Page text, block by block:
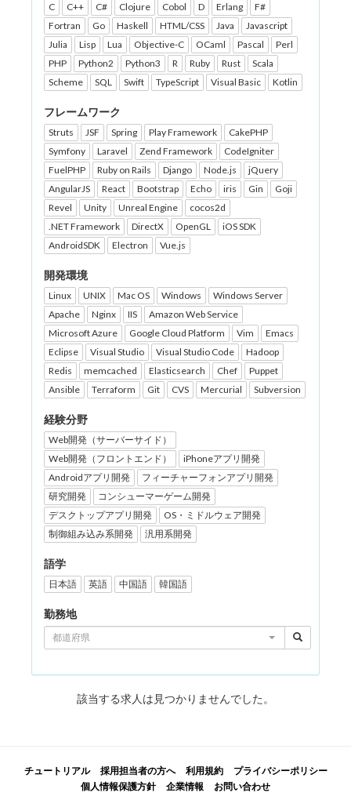
C C++ C# Clojure Cobol D Erlang
F#
Fortran
Go Haskell HTML/CSS Java
Javascript
Julia
Lisp Lua Objective-C OCaml Pascal
Perl
PHP
Python2 Python3 R Ruby Rust
Scala
Scheme
SQL Swift TypeScript Visual Basic Kotlin
フレームワーク
Struts JSF Spring Play Framework
CakePHP
Symfony
Laravel Zend Framework
CodeIgniter
FuelPHP
Ruby on Rails Django Node.js
jQuery
AngularJS
React Bootstrap Echo iris Gin
Goji
Revel
Unity Unreal Engine
cocos2d
.NET Framework
DirectX OpenGL
iOS SDK
AndroidSDK
Electron Vue.js
開発環境
Linux UNIX Mac OS Windows
Windows Server
Apache
Nginx IIS
Amazon Web Service
Microsoft Azure
Google Cloud Platform Vim
Emacs
Eclipse
Visual Studio Visual Studio Code
Hadoop
Redis
memcached Elasticsearch Chef
Puppet
Ansible
Terraform Git CVS Mercurial Subversion
経験分野
Web開発（サーバーサイド）
Web開発（フロントエンド）
iPhoneアプリ開発
Androidアプリ開発
フィーチャーフォンアプリ開発
研究開発
コンシューマーゲーム開発
デスクトップアプリ開発
OS・ミドルウェア開発
制御組み込み系開発
汎用系開発
語学
日本語 英語 中国語 韓国語
勤務地
都道府県
該当する求人は見つかりませんでした。
チュートリアル 採用担当者の方へ 利用規約
プライバシーポリシー
個人情報保護方針
企業情報 お問い合わせ